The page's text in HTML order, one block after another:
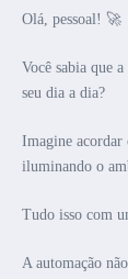
Olá, pessoal! 🚀
Você sabia que
seu dia a dia?
Imagine acordar
iluminando o
Tudo isso com
A automação